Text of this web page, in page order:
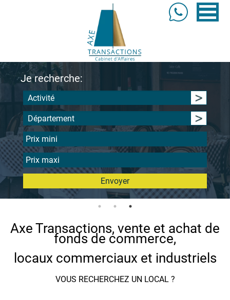
Je recherche:
Activité
Département
Envoyer
Axe Transactions, vente et achat de
fonds de commerce,
locaux commerciaux et industriels
VOUS RECHERCHEZ UN LOCAL ?